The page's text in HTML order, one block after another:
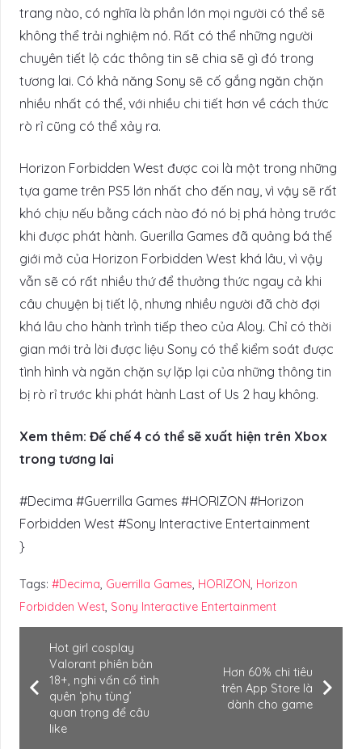
trang nào, có nghĩa là phần lớn mọi người có thể sẽ
không thể trải nghiệm nó. Rất có thể những người
chuyên tiết lộ các thông tin sẽ chia sẽ gì đó trong
tương lai. Có khả năng Sony sẽ cố gắng ngăn chặn
nhiều nhất có thể, với nhiều chi tiết hơn về cách thức
rò rỉ cũng có thể xảy ra.
Horizon Forbidden West được coi là một trong những
tựa game trên PS5 lớn nhất cho đến nay, vì vậy sẽ rất
khó chịu nếu bằng cách nào đó nó bị phá hỏng trước
khi được phát hành. Guerilla Games đã quảng bá thế
giới mở của Horizon Forbidden West khá lâu, vì vậy
vẫn sẽ có rất nhiều thứ để thưởng thức ngay cả khi
câu chuyện bị tiết lộ, nhưng nhiều người đã chờ đợi
khá lâu cho hành trình tiếp theo của Aloy. Chỉ có thời
gian mới trả lời được liệu Sony có thể kiểm soát được
tình hình và ngăn chặn sự lặp lại của những thông tin
bị rò rỉ trước khi phát hành Last of Us 2 hay không.
Xem thêm: Đế chế 4 có thể sẽ xuất hiện trên Xbox
trong tương lai
#Decima #Guerrilla Games #HORIZON #Horizon
Forbidden West #Sony Interactive Entertainment
}
Tags: #Decima, Guerrilla Games, HORIZON, Horizon
Forbidden West, Sony Interactive Entertainment
Hot girl cosplay
Valorant phiên bản
18+, nghi vấn cố tình
quên ‘phụ tùng’
quan trọng để câu
like
Hơn 60% chi tiêu
trên App Store là
dành cho game